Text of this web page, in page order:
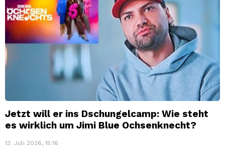
Jetzt will er ins Dschungelcamp: Wie steht
es wirklich um Jimi Blue Ochsenknecht?
13. Juli 2026, 15:16